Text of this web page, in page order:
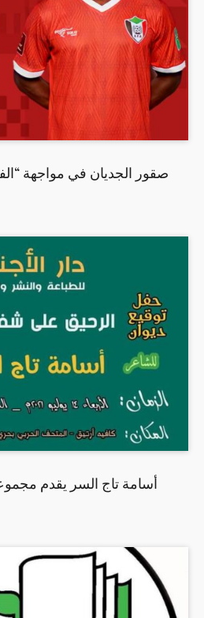
صقور الجديان في مواجهة
أسامة تاج السر يقدم